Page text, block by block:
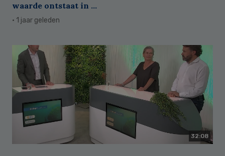
waarde ontstaat in ...
· 1 jaar geleden
32:08